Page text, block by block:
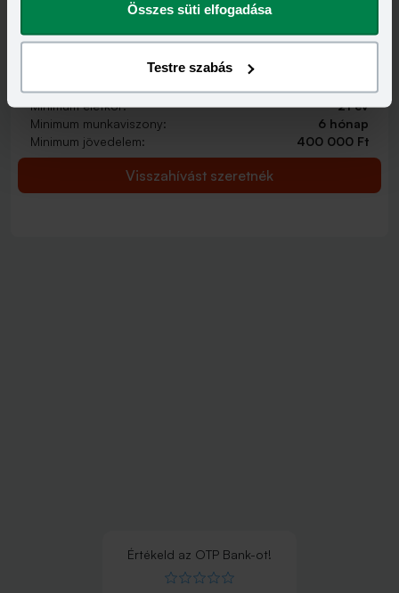
Összes süti elfogadása
Testre szabás
2 000 000 - 15 000 000 Ft
12,70 - 14,99% 9,99 - 13,49%
Minimum életkor:
21 év
Minimum munkaviszony:
6 hónap
Minimum jövedelem:
400 000 Ft
Visszahívást szeretnék
Értékeld az OTP Bank-ot!